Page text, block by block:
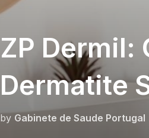
ZP Dermil:
Dermatite
by Gabinete de Saude Portugal